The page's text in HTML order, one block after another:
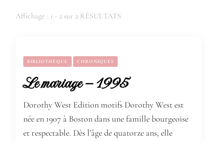
Affichage : 1 - 2 sur 2 RÉSULTATS
BIBLIOTHÈQUE CHRONIQUES
Le mariage – 1995
Dorothy West Edition motifs Dorothy West est
née en 1907 à Boston dans une famille bourgeoise
et respectable. Dès l’âge de quatorze ans, elle